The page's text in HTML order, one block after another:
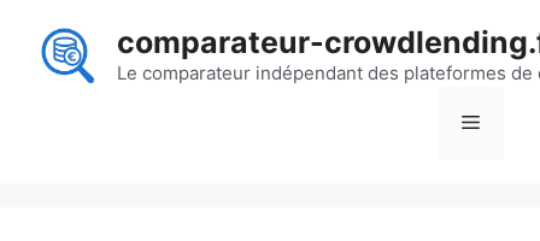
contenu
comparateur-
Le comparateur indépendant des plateformes
Menu